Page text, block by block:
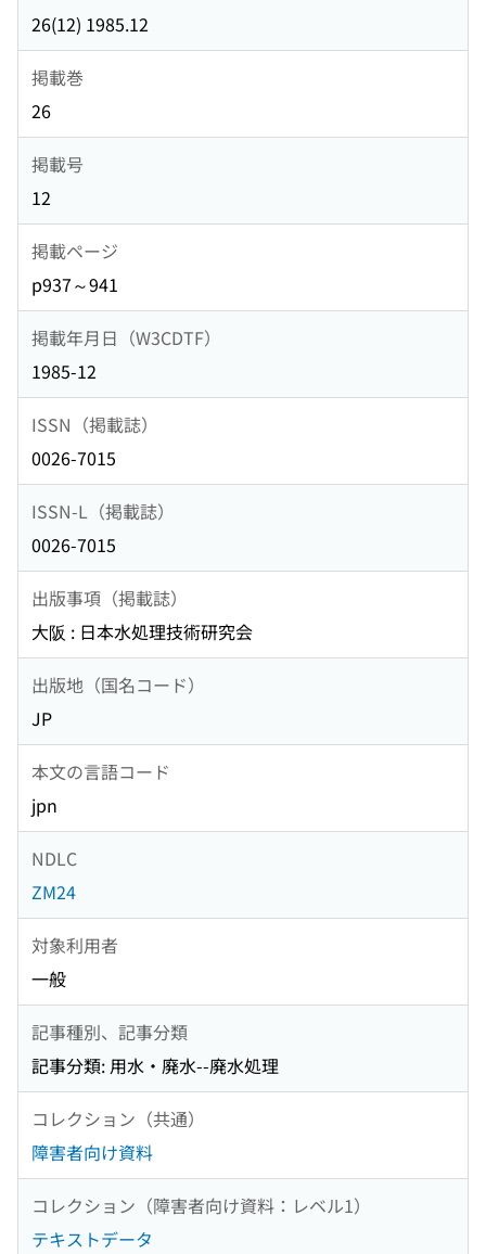
26(12) 1985.12
掲載巻
26
掲載号
12
掲載ページ
p937～941
掲載年月日（W3CDTF）
1985-12
ISSN（掲載誌）
0026-7015
ISSN-L（掲載誌）
0026-7015
出版事項（掲載誌）
大阪 : 日本水処理技術研究会
出版地（国名コード）
JP
本文の言語コード
jpn
NDLC
ZM24
対象利用者
一般
記事種別、記事分類
記事分類: 用水・廃水--廃水処理
コレクション（共通）
障害者向け資料
コレクション（障害者向け資料：レベル1）
テキストデータ